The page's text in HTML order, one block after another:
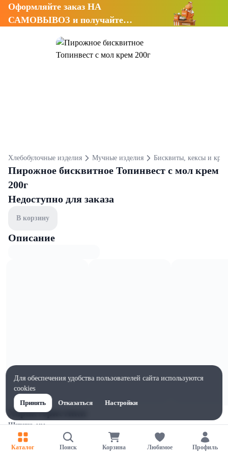
Оформляйте заказ НА
САМОВЫВОЗ и получайте
Хлебобулочные изделия Мучные изделия Бисквиты, кексы и
Пирожное бисквитное Топинвест с мол крем
200г
Недоступно для заказа
В корзину
Описание
Характеристики
Ширина, мм
100
Высота, мм
Каталог Поиск Корзина Любимое Профиль
Для обеспечения удобства пользователей сайта используются
cookies
Принять
Отказаться Настройки